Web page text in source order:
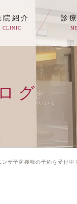
院紹介
CLINIC
診
各種内視鏡検
生活習慣病
消化器内科・
トイレの症状
グ
ンザ予防接種の予約を受付中